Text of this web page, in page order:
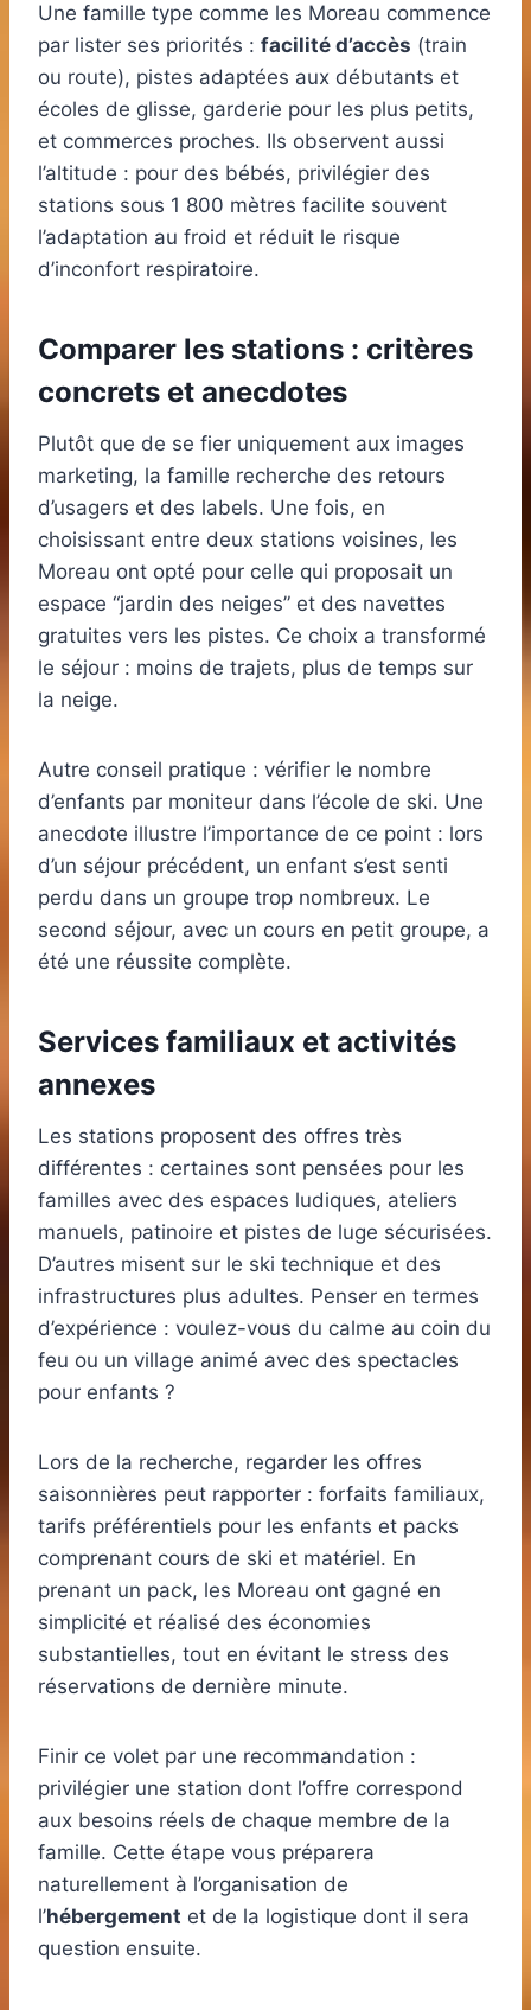
Une famille type comme les Moreau commence
par lister ses priorités : facilité d’accès (train
ou route), pistes adaptées aux débutants et
écoles de glisse, garderie pour les plus petits,
et commerces proches. Ils observent aussi
l’altitude : pour des bébés, privilégier des
stations sous 1 800 mètres facilite souvent
l’adaptation au froid et réduit le risque
d’inconfort respiratoire.
Comparer les stations : critères
concrets et anecdotes
Plutôt que de se fier uniquement aux images
marketing, la famille recherche des retours
d’usagers et des labels. Une fois, en
choisissant entre deux stations voisines, les
Moreau ont opté pour celle qui proposait un
espace “jardin des neiges” et des navettes
gratuites vers les pistes. Ce choix a transformé
le séjour : moins de trajets, plus de temps sur
la neige.
Autre conseil pratique : vérifier le nombre
d’enfants par moniteur dans l’école de ski. Une
anecdote illustre l’importance de ce point : lors
d’un séjour précédent, un enfant s’est senti
perdu dans un groupe trop nombreux. Le
second séjour, avec un cours en petit groupe, a
été une réussite complète.
Services familiaux et activités
annexes
Les stations proposent des offres très
différentes : certaines sont pensées pour les
familles avec des espaces ludiques, ateliers
manuels, patinoire et pistes de luge sécurisées.
D’autres misent sur le ski technique et des
infrastructures plus adultes. Penser en termes
d’expérience : voulez-vous du calme au coin du
feu ou un village animé avec des spectacles
pour enfants ?
Lors de la recherche, regarder les offres
saisonnières peut rapporter : forfaits familiaux,
tarifs préférentiels pour les enfants et packs
comprenant cours de ski et matériel. En
prenant un pack, les Moreau ont gagné en
simplicité et réalisé des économies
substantielles, tout en évitant le stress des
réservations de dernière minute.
Finir ce volet par une recommandation :
privilégier une station dont l’offre correspond
aux besoins réels de chaque membre de la
famille. Cette étape vous préparera
naturellement à l’organisation de
l’hébergement et de la logistique dont il sera
question ensuite.